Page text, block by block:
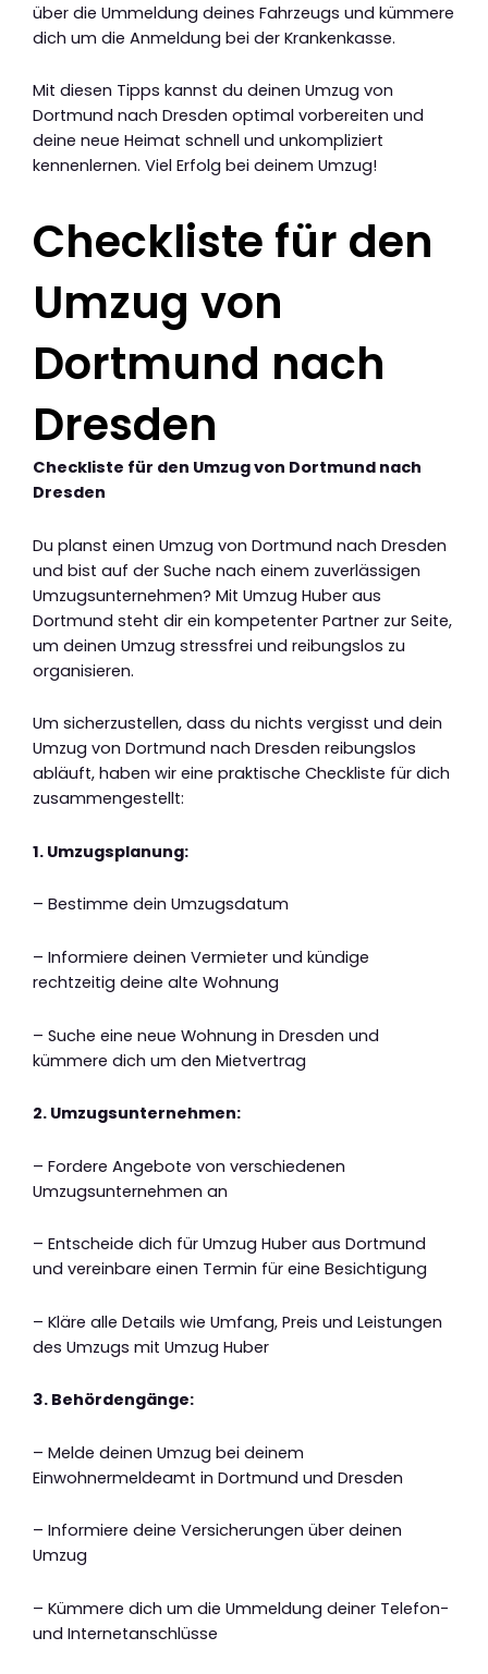
über die Ummeldung deines Fahrzeugs und kümmere
dich um die Anmeldung bei der Krankenkasse.
Mit diesen Tipps kannst du deinen Umzug von
Dortmund nach Dresden optimal vorbereiten und
deine neue Heimat schnell und unkompliziert
kennenlernen. Viel Erfolg bei deinem Umzug!
Checkliste für den
Umzug von
Dortmund nach
Dresden
Checkliste für den Umzug von Dortmund nach
Dresden
Du planst einen Umzug von Dortmund nach Dresden
und bist auf der Suche nach einem zuverlässigen
Umzugsunternehmen? Mit Umzug Huber aus
Dortmund steht dir ein kompetenter Partner zur Seite,
um deinen Umzug stressfrei und reibungslos zu
organisieren.
Um sicherzustellen, dass du nichts vergisst und dein
Umzug von Dortmund nach Dresden reibungslos
abläuft, haben wir eine praktische Checkliste für dich
zusammengestellt:
1. Umzugsplanung:
– Bestimme dein Umzugsdatum
– Informiere deinen Vermieter und kündige
rechtzeitig deine alte Wohnung
– Suche eine neue Wohnung in Dresden und
kümmere dich um den Mietvertrag
2. Umzugsunternehmen:
– Fordere Angebote von verschiedenen
Umzugsunternehmen an
– Entscheide dich für Umzug Huber aus Dortmund
und vereinbare einen Termin für eine Besichtigung
– Kläre alle Details wie Umfang, Preis und Leistungen
des Umzugs mit Umzug Huber
3. Behördengänge:
– Melde deinen Umzug bei deinem
Einwohnermeldeamt in Dortmund und Dresden
– Informiere deine Versicherungen über deinen
Umzug
– Kümmere dich um die Ummeldung deiner Telefon-
und Internetanschlüsse